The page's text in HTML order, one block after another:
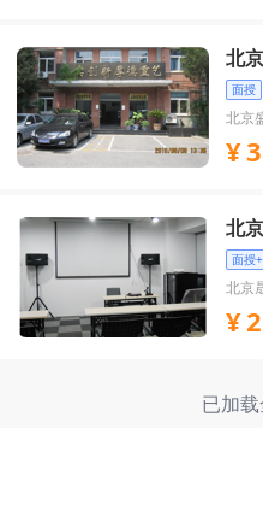
北
面授
北京
北
面授
北京
已加